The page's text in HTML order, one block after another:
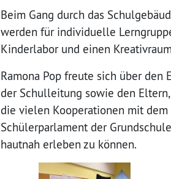
Beim Gang durch das
werden für individuelle
Kinderlabor und einen
Ramona Pop freute sich über
der Schulleitung sowie den
die vielen Kooperationen mit
Schülerparlament der
hautnah erleben zu können.